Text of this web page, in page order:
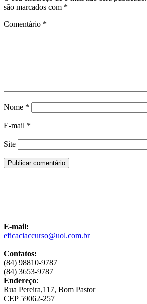
são marcados com *
Comentário *
Nome *
E-mail *
Site
E-mail:
eficaciaccurso@uol.com.br
Contatos:
(84) 98810-9787
(84) 3653-9787
Endereço:
Rua Pereira,117, Bom Pastor
CEP 59062-257